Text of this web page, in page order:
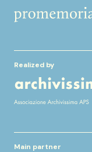
Realized by
Main partner